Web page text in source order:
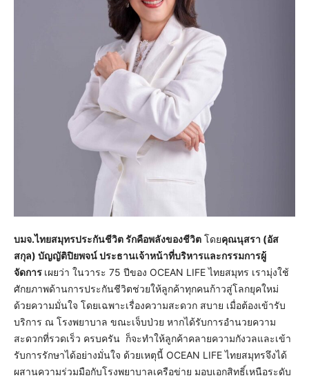
บมจ.ไทยสมุทรประกันชีวิต รักคือพลังของชีวิต โดยคุณนุสรา (อัส
สกุล) บัญญัติปิยพจน์ ประธานเจ้าหน้าที่บริหารและกรรมการผู้
จัดการ เผยว่า ในวาระ 75 ปีของ OCEAN LIFE ไทยสมุทร เรามุ่งใช้
ศักยภาพด้านการประกันชีวิตช่วยให้ลูกค้าทุกคนก้าวสู่โลกยุคใหม่
ด้วยความมั่นใจ โดยเฉพาะเรื่องความสะดวก สบาย เมื่อต้องเข้ารับ
บริการ ณ โรงพยาบาล ขณะเจ็บป่วย หากได้รับการอำนวยความ
สะดวกที่รวดเร็ว ครบครัน ก็จะทำให้ลูกค้าคลายความกังวลและเข้า
รับการรักษาได้อย่างมั่นใจ ด้วยเหตุนี้ OCEAN LIFE ไทยสมุทรจึงได้
ผสานความร่วมมือกับโรงพยาบาลเครือข่าย มอบเอกสิทธิ์เหนือระดับ